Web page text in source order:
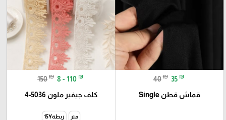
40 ₪ 35 ₪
قماش قطن Single
150 ₪ 8 - 110 ₪
كلف جيفير ملون 5036-4
متر ربطة15Y